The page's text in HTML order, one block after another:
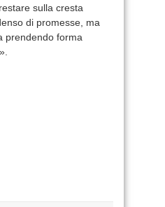
sulla cresta
di promesse, ma
prendendo forma